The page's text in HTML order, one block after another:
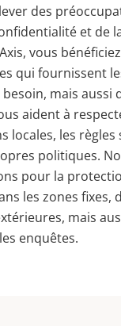
des
et de
vous
qui fournissent
mais aussi
aident à
locales, les règles
politiques.
pour la
les zones fixes,
mais
enquêtes.